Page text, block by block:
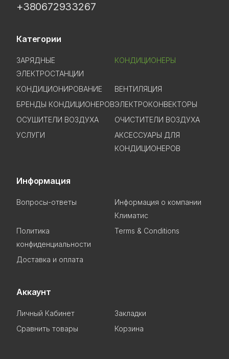
+380672933267
Категории
ЗАРЯДНЫЕ
ЭЛЕКТРОСТАНЦИИ
КОНДИЦИОНЕРЫ
КОНДИЦИОНИРОВАНИЕ
ВЕНТИЛЯЦИЯ
БРЕНДЫ КОНДИЦИОНЕРОВЭЛЕКТРОКОНВЕКТОРЫ
ОСУШИТЕЛИ ВОЗДУХА
ОЧИСТИТЕЛИ ВОЗДУХА
УСЛУГИ
АКСЕССУАРЫ ДЛЯ
КОНДИЦИОНЕРОВ
Информация
Вопросы-ответы
Информация о компании
Климатис
Политика
конфиденциальности
Terms & Conditions
Доставка и оплата
Аккаунт
Личный Кабинет
Закладки
Сравнить товары
Корзина